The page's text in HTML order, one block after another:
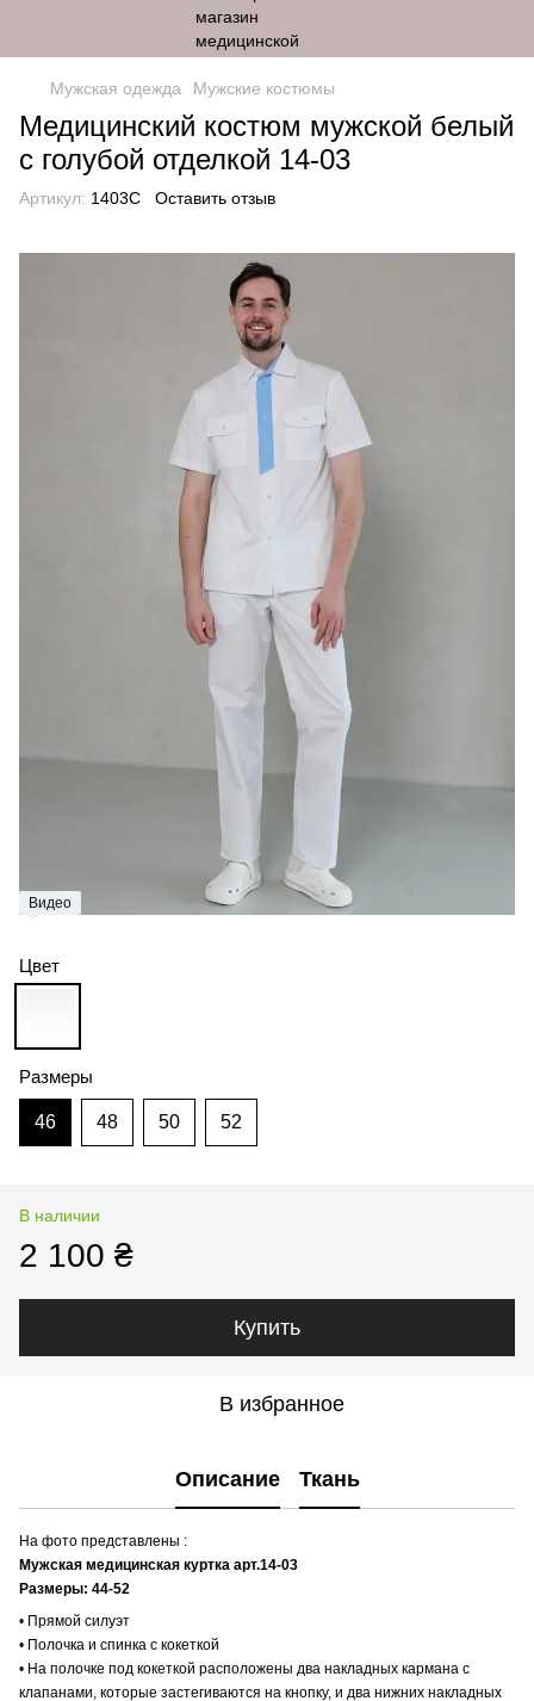
Мужская одежда Мужские костюмы
Медицинский костюм мужской белый
с голубой отделкой 14-03
Артикул: 1403C Оставить отзыв
Видео
Цвет
Размеры
46 48 50 52
В наличии
2 100 ₴
Купить
В избранное
Описание Ткань
На фото представлены :
Мужская медицинская куртка арт.14-03
Размеры: 44-52
• Прямой силуэт
• Полочка и спинка с кокеткой
• На полочке под кокеткой расположены два накладных кармана с
клапанами, которые застегиваются на кнопку, и два нижних накладных